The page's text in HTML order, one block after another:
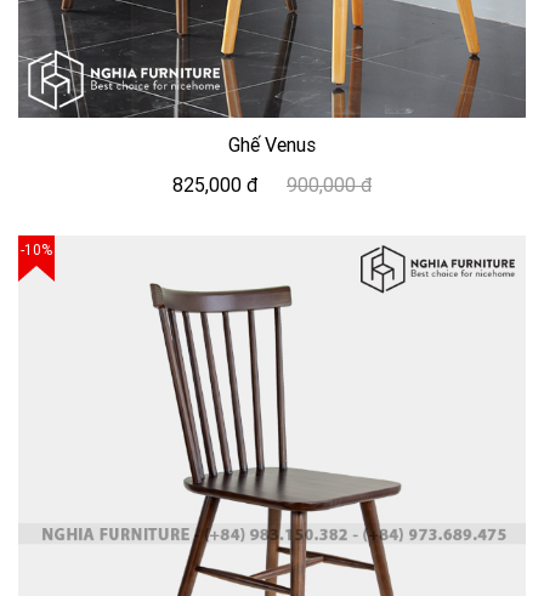
Ghế Venus
825,000 đ
900,000 đ
-10%